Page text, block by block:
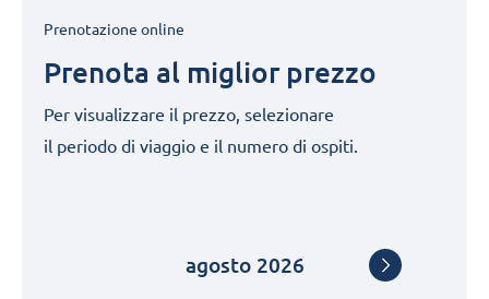
Prenotazione online
Prenota al miglior prezzo
Per visualizzare il prezzo, selezionare
il periodo di viaggio e il numero di ospiti.
agosto 2026